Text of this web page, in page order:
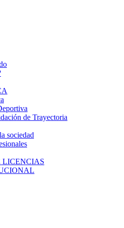
de Trayectoria
sociedad
LICENCIAS